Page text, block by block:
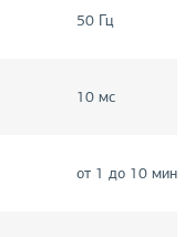
50 Гц
10 мс
от 1 до 10 мин